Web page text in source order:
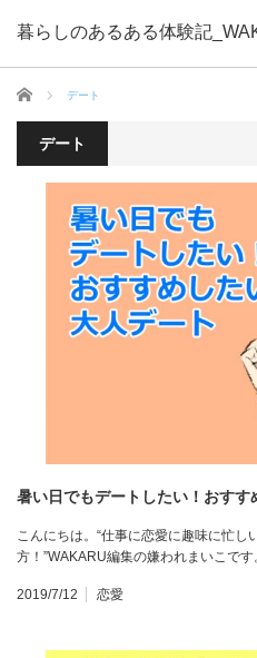
暮らしのあるある体験記
ホーム デート
デート
暑い日でもデートしたい！おすす
こんにちは。“仕事に恋愛に趣味に忙し
方！”WAKARU編集の嫌われまいこで
2019/7/12 恋愛